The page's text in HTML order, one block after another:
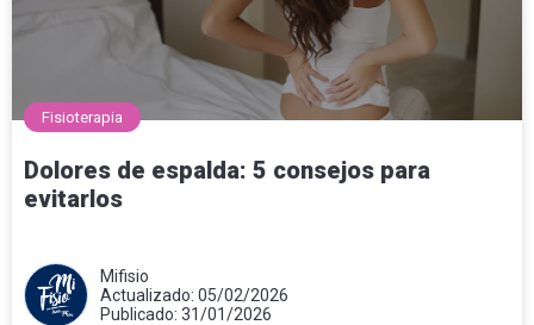
Fisioterapia
Dolores de espalda: 5 consejos para
evitarlos
Mifisio
Actualizado: 05/02/2026
Publicado: 31/01/2026